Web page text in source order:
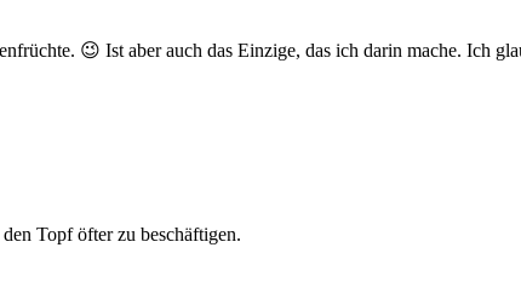
😉 Ist aber auch das Einzige, das ich darin mache. Ich
Topf öfter zu beschäftigen.